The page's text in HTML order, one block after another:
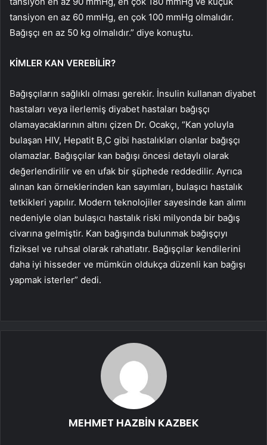
tansiyon en az 60 mmHg, en çok 100 mmHg olmalıdır.
Bağışçı en az 50 kg olmalıdır.” diye konuştu.
KİMLER KAN VEREBİLİR?
Bağışçıların sağlıklı olması gerekir. İnsulin kullanan diyabet
hastaları veya ilerlemiş diyabet hastaları bağışçı
olamayacaklarının altını çizen Dr. Ocakçı, “Kan yoluyla
bulaşan HIV, Hepatit B,C gibi hastalıkları olanlar bağışçı
olamazlar. Bağışçılar kan bağışı öncesi detaylı olarak
değerlendirilir ve en ufak bir şüphede reddedilir. Ayrıca
alınan kan örneklerinden kan sayımları, bulaşıcı hastalık
tetkikleri yapılır. Modern teknolojiler sayesinde kan alımı
nedeniyle olan bulaşıcı hastalık riski milyonda bir bağış
civarına gelmiştir. Kan bağışında bulunmak bağışçıyı
fiziksel ve ruhsal olarak rahatlatır. Bağışçılar kendilerini
daha iyi hisseder ve mümkün oldukça düzenli kan bağışı
yapmak isterler” dedi.
MEHMET HAZBİN KAZBEK